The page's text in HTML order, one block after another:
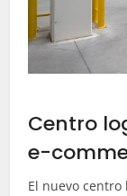
Centro
e-
El nuevo